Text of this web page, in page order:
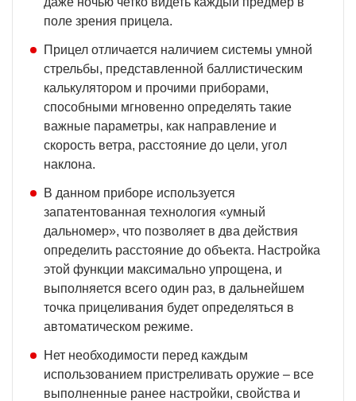
поле зрения прицела.
Прицел отличается наличием системы умной
стрельбы, представленной баллистическим
калькулятором и прочими приборами,
способными мгновенно определять такие
важные параметры, как направление и
скорость ветра, расстояние до цели, угол
наклона.
В данном приборе используется
запатентованная технология «умный
дальномер», что позволяет в два действия
определить расстояние до объекта. Настройка
этой функции максимально упрощена, и
выполняется всего один раз, в дальнейшем
точка прицеливания будет определяться в
автоматическом режиме.
Нет необходимости перед каждым
использованием пристреливать оружие – все
выполненные ранее настройки, свойства и